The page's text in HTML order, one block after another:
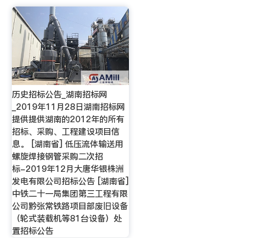
历史招标公告_湖南招标网
_2019年11月28日湖南招标网
提供提供湖南的2012年的所有
招标、采购、工程建设项目信
息。 [湖南省] 低压流体输送用
螺旋焊接钢管采购二次招
标-2019年12月大唐华银株洲
发电有限公司招标公告 [湖南省]
中铁二十一局集团第三工程有限
公司黔张常铁路项目部废旧设备
（轮式装载机等81台设备）处
置招标公告